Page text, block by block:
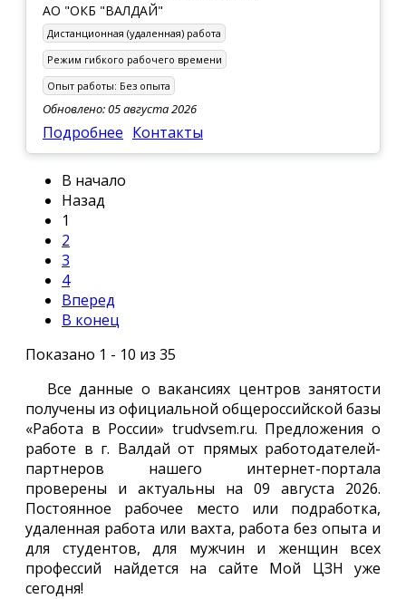
АО "ОКБ "ВАЛДАЙ"
Дистанционная (удаленная) работа
Режим гибкого рабочего времени
Опыт работы: Без опыта
Обновлено: 05 августа 2026
Подробнее Контакты
В начало
Назад
1
2
3
4
Вперед
В конец
Показано 1 - 10 из 35
Все данные о вакансиях центров занятости
получены из официальной общероссийской базы
«Работа в России» trudvsem.ru. Предложения о
работе в г. Валдай от прямых работодателей-
партнеров нашего интернет-портала
проверены и актуальны на 09 августа 2026.
Постоянное рабочее место или подработка,
удаленная работа или вахта, работа без опыта и
для студентов, для мужчин и женщин всех
профессий найдется на сайте Мой ЦЗН уже
сегодня!